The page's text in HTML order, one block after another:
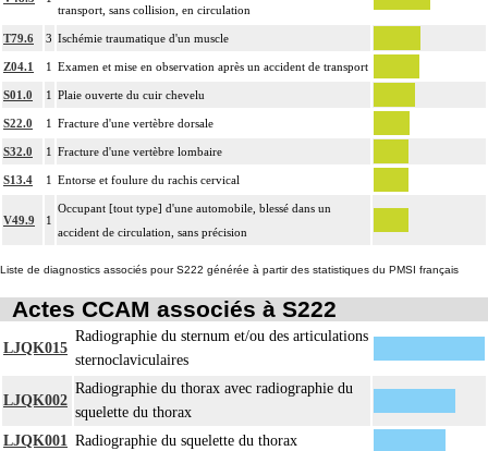
transport, sans collision, en circulation
T79.6 3 Ischémie traumatique d'un muscle
Z04.1 1 Examen et mise en observation après un accident de transport
S01.0 1 Plaie ouverte du cuir chevelu
S22.0 1 Fracture d'une vertèbre dorsale
S32.0 1 Fracture d'une vertèbre lombaire
S13.4 1 Entorse et foulure du rachis cervical
V49.9 1
Occupant [tout type] d'une automobile, blessé dans un
accident de circulation, sans précision
Liste de diagnostics associés pour S222 générée à partir des statistiques du PMSI français
Actes CCAM associés à S222
LJQK015
Radiographie du sternum et/ou des articulations
sternoclaviculaires
LJQK002
Radiographie du thorax avec radiographie du
squelette du thorax
LJQK001 Radiographie du squelette du thorax